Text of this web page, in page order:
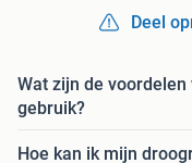
Deel
Wat zijn de
gebruik?
Hoe kan ik mijn